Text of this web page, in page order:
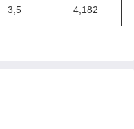
3,5 4,182